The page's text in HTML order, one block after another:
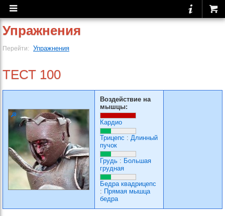
Упражнения
Перейти: Упражнения
ТЕСТ 100
Воздействие на
мышцы:
Кардио
Трицепс : Длинный
пучок
Грудь : Большая
грудная
Бедра квадрицепс
: Прямая мышца
бедра